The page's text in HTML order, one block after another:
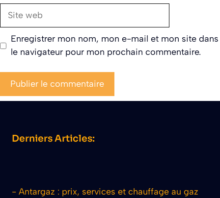
Site
Enregistrer mon nom, mon e-mail et mon site dans
le navigateur pour mon prochain commentaire.
Derniers Articles:
- Antargaz : prix, services et chauffage au gaz